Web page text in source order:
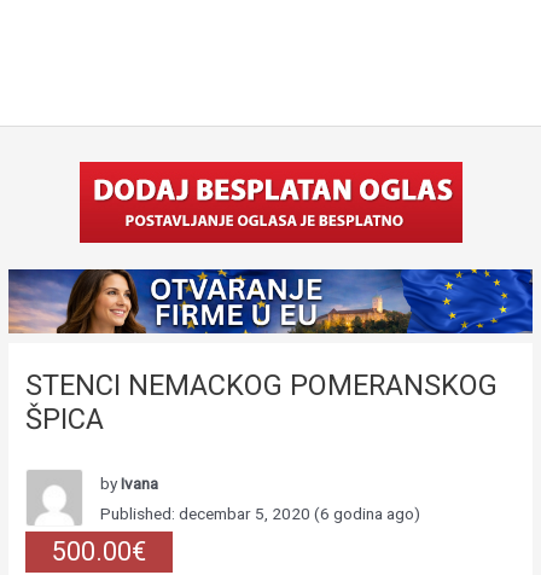
STENCI NEMACKOG POMERANSKOG
ŠPICA
byIvana
Published: decembar 5, 2020 (6 godina ago)
500.00€